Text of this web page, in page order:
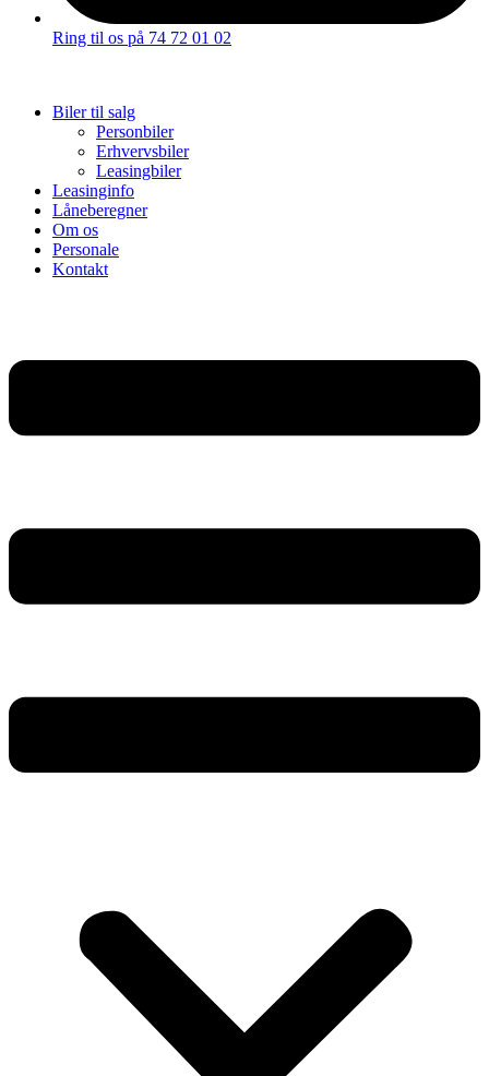
Ring til os på 74 72 01 02
Biler til salg
Personbiler
Erhvervsbiler
Leasingbiler
Leasinginfo
Låneberegner
Om os
Personale
Kontakt